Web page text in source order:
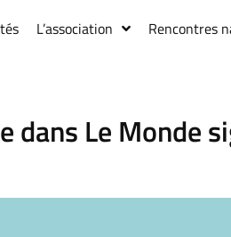
L’association Rencontres
dans Le Monde